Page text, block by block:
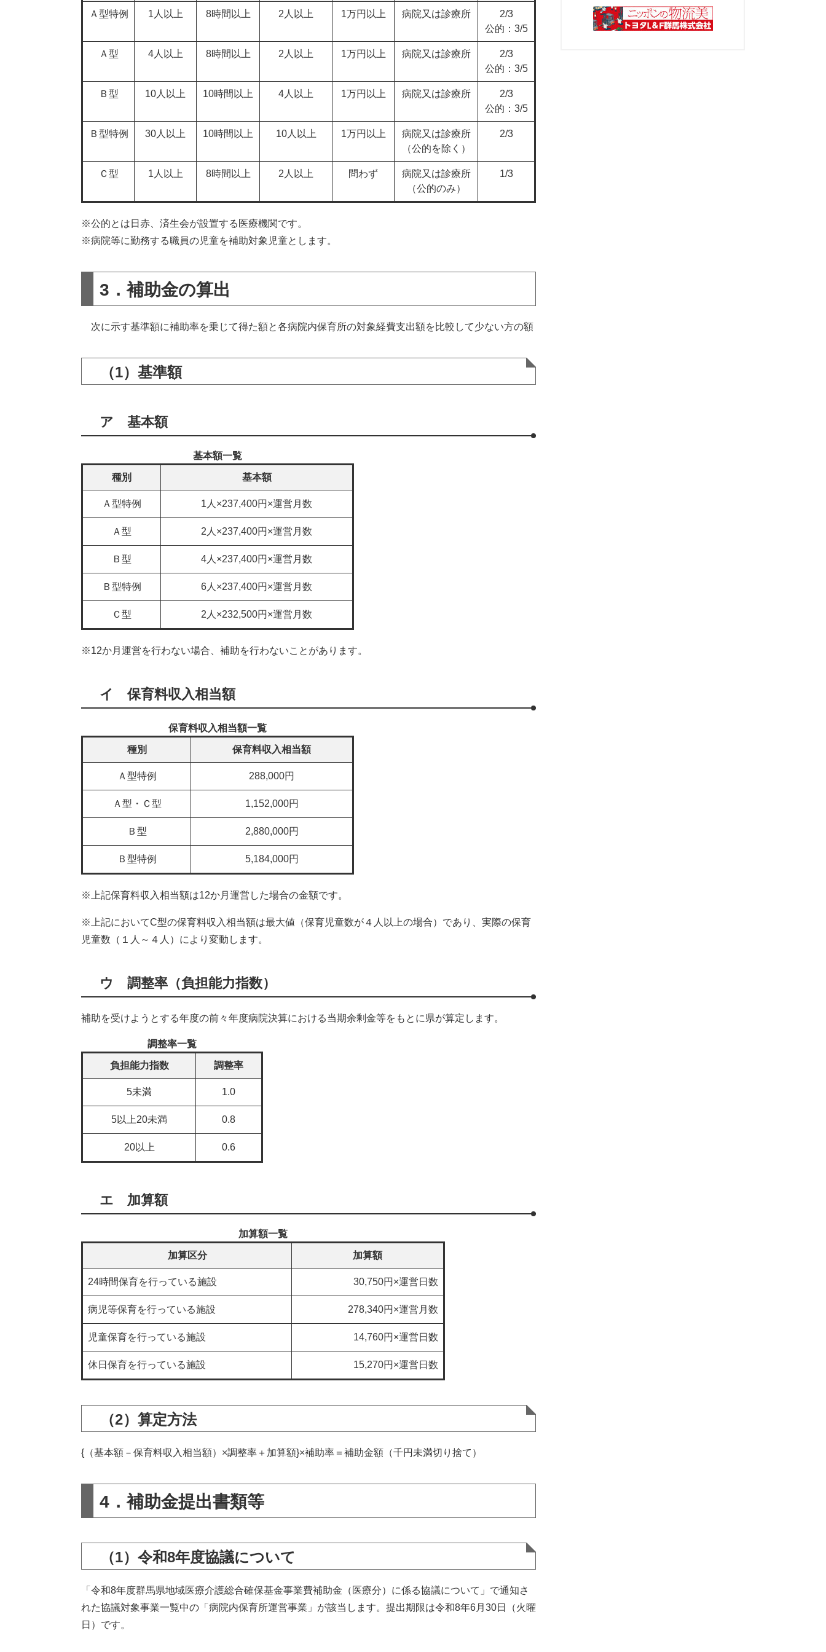
Ａ型特例 1人以上 8時間以上 2人以上 1万円以上 病院又は診療所
2/3
公的：3/5
Ａ型 4人以上 8時間以上 2人以上 1万円以上 病院又は診療所
2/3
公的：3/5
Ｂ型 10人以上 10時間以上 4人以上 1万円以上 病院又は診療所
2/3
公的：3/5
Ｂ型特例 30人以上 10時間以上 10人以上 1万円以上
病院又は診療所
（公的を除く）
2/3
Ｃ型 1人以上 8時間以上 2人以上 問わず
病院又は診療所
（公的のみ）
1/3
※公的とは日赤、済生会が設置する医療機関です。
※病院等に勤務する職員の児童を補助対象児童とします。
3．補助金の算出
次に示す基準額に補助率を乗じて得た額と各病院内保育所の対象経費支出額を比較して少ない方の額
（1）基準額
ア 基本額
基本額一覧
種別 基本額
Ａ型特例 1人×237,400円×運営月数
Ａ型 2人×237,400円×運営月数
Ｂ型 4人×237,400円×運営月数
Ｂ型特例 6人×237,400円×運営月数
Ｃ型 2人×232,500円×運営月数
※12か月運営を行わない場合、補助を行わないことがあります。
イ 保育料収入相当額
保育料収入相当額一覧
種別 保育料収入相当額
Ａ型特例 288,000円
Ａ型・Ｃ型 1,152,000円
Ｂ型 2,880,000円
Ｂ型特例 5,184,000円
※上記保育料収入相当額は12か月運営した場合の金額です。
※上記においてC型の保育料収入相当額は最大値（保育児童数が４人以上の場合）であり、実際の保育
児童数（１人～４人）により変動します。
ウ 調整率（負担能力指数）
補助を受けようとする年度の前々年度病院決算における当期余剰金等をもとに県が算定します。
調整率一覧
負担能力指数 調整率
5未満 1.0
5以上20未満 0.8
20以上 0.6
エ 加算額
加算額一覧
加算区分 加算額
24時間保育を行っている施設 30,750円×運営日数
病児等保育を行っている施設 278,340円×運営月数
児童保育を行っている施設 14,760円×運営日数
休日保育を行っている施設 15,270円×運営日数
（2）算定方法
{（基本額－保育料収入相当額）×調整率＋加算額}×補助率＝補助金額（千円未満切り捨て）
4．補助金提出書類等
（1）令和8年度協議について
「令和8年度群馬県地域医療介護総合確保基金事業費補助金（医療分）に係る協議について」で通知さ
れた協議対象事業一覧中の「病院内保育所運営事業」が該当します。提出期限は令和8年6月30日（火曜
日）です。